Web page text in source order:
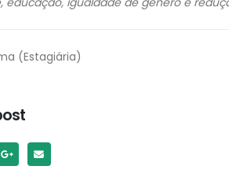
(Estagiária)